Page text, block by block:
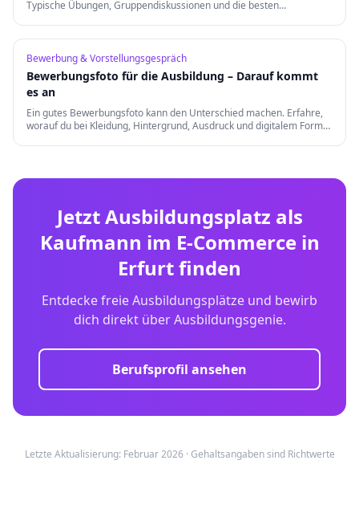
Typische Übungen, Gruppendiskussionen und die besten
Bewerbung & Vorstellungsgespräch
Bewerbungsfoto für die Ausbildung – Darauf kommt
es an
Ein gutes Bewerbungsfoto kann den Unterschied machen. Erfahre,
worauf du bei Kleidung, Hintergrund, Ausdruck und digitalem Format
Jetzt Ausbildungsplatz als
Kaufmann im E-Commercein
Erfurtfinden
Entdecke freie Ausbildungsplätze und bewirb
dich direkt über Ausbildungsgenie.
Berufsprofil ansehen
Letzte Aktualisierung: Februar 2026 · Gehaltsangaben sind Richtwerte